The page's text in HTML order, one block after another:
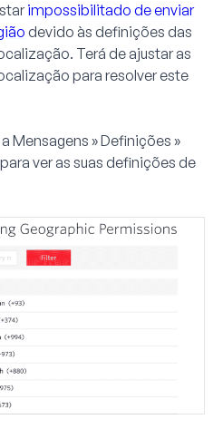
impossibilitado de enviar
devido às definições das
Terá de ajustar as
para resolver este
Mensagens » Definições »
para ver as suas definições de